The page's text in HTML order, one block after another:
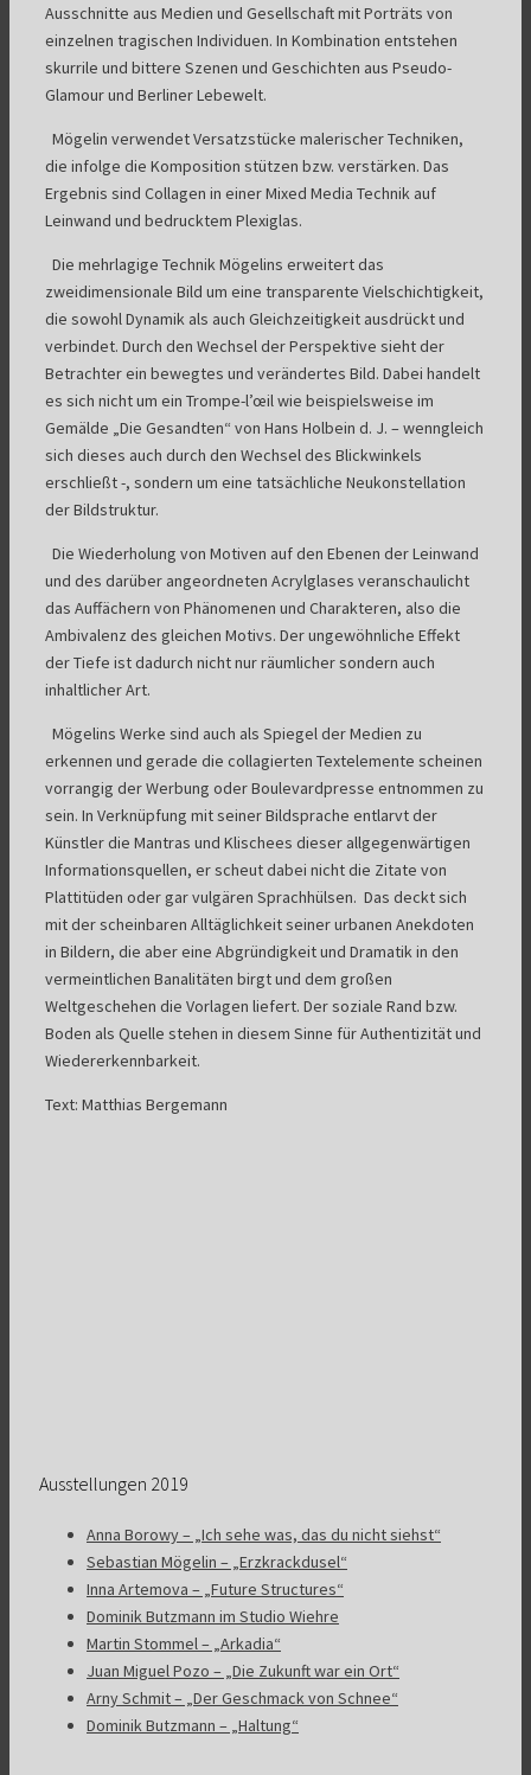
Ausschnitte aus Medien und Gesellschaft mit Porträts von
einzelnen tragischen Individuen. In Kombination entstehen
skurrile und bittere Szenen und Geschichten aus Pseudo-
Glamour und Berliner Lebewelt.
Mögelin verwendet Versatzstücke malerischer Techniken,
die infolge die Komposition stützen bzw. verstärken. Das
Ergebnis sind Collagen in einer Mixed Media Technik auf
Leinwand und bedrucktem Plexiglas.
Die mehrlagige Technik Mögelins erweitert das
zweidimensionale Bild um eine transparente Vielschichtigkeit,
die sowohl Dynamik als auch Gleichzeitigkeit ausdrückt und
verbindet. Durch den Wechsel der Perspektive sieht der
Betrachter ein bewegtes und verändertes Bild. Dabei handelt
es sich nicht um ein Trompe-l’œil wie beispielsweise im
Gemälde „Die Gesandten“ von Hans Holbein d. J. – wenngleich
sich dieses auch durch den Wechsel des Blickwinkels
erschließt -, sondern um eine tatsächliche Neukonstellation
der Bildstruktur.
Die Wiederholung von Motiven auf den Ebenen der Leinwand
und des darüber angeordneten Acrylglases veranschaulicht
das Auffächern von Phänomenen und Charakteren, also die
Ambivalenz des gleichen Motivs. Der ungewöhnliche Effekt
der Tiefe ist dadurch nicht nur räumlicher sondern auch
inhaltlicher Art.
Mögelins Werke sind auch als Spiegel der Medien zu
erkennen und gerade die collagierten Textelemente scheinen
vorrangig der Werbung oder Boulevardpresse entnommen zu
sein. In Verknüpfung mit seiner Bildsprache entlarvt der
Künstler die Mantras und Klischees dieser allgegenwärtigen
Informationsquellen, er scheut dabei nicht die Zitate von
Plattitüden oder gar vulgären Sprachhülsen. Das deckt sich
mit der scheinbaren Alltäglichkeit seiner urbanen Anekdoten
in Bildern, die aber eine Abgründigkeit und Dramatik in den
vermeintlichen Banalitäten birgt und dem großen
Weltgeschehen die Vorlagen liefert. Der soziale Rand bzw.
Boden als Quelle stehen in diesem Sinne für Authentizität und
Wiedererkennbarkeit.
Text: Matthias Bergemann
Ausstellungen 2019
Anna Borowy – „Ich sehe was, das du nicht siehst“
Sebastian Mögelin – „Erzkrackdusel“
Inna Artemova – „Future Structures“
Dominik Butzmann im Studio Wiehre
Martin Stommel – „Arkadia“
Juan Miguel Pozo – „Die Zukunft war ein Ort“
Arny Schmit – „Der Geschmack von Schnee“
Dominik Butzmann – „Haltung“